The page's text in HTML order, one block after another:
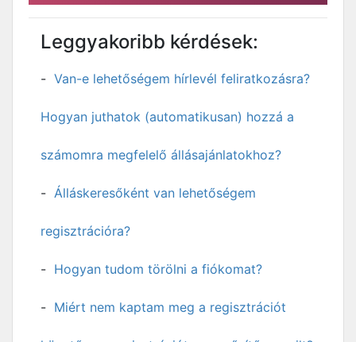
Leggyakoribb kérdések:
Van-e lehetőségem hírlevél feliratkozásra?
Hogyan juthatok (automatikusan) hozzá a
számomra megfelelő állásajánlatokhoz?
Álláskeresőként van lehetőségem
regisztrációra?
Hogyan tudom törölni a fiókomat?
Miért nem kaptam meg a regisztrációt